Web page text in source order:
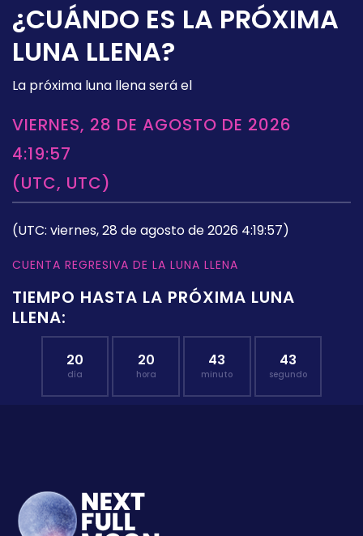
¿CUÁNDO ES LA PRÓXIMA
LUNA LLENA?
La próxima luna llena será el
VIERNES, 28 DE AGOSTO DE 2026
4:19:57
(UTC, UTC)
(UTC: viernes, 28 de agosto de 2026 4:19:57)
CUENTA REGRESIVA DE LA LUNA LLENA
TIEMPO HASTA LA PRÓXIMA LUNA
LLENA:
20
día
20
hora
43
minuto
42
segundo